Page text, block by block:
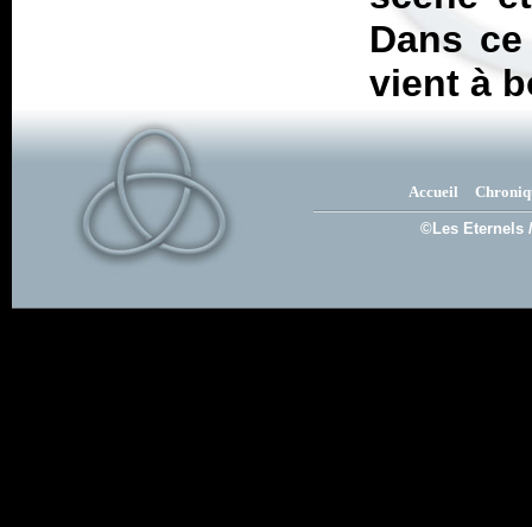
Dans
vient à
Accueil
©Les Eternels